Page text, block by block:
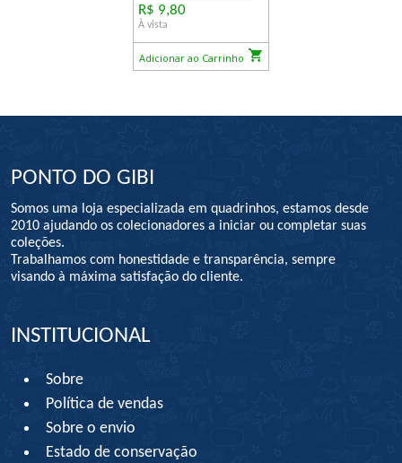
R$ 9,80
À vista
Adicionar ao Carrinho
PONTO DO GIBI
Somos uma loja especializada em quadrinhos, estamos desde
2010 ajudando os colecionadores a iniciar ou completar suas
coleções.
Trabalhamos com honestidade e transparência, sempre
visando à máxima satisfação do cliente.
INSTITUCIONAL
Sobre
Política de vendas
Sobre o envio
Estado de conservação